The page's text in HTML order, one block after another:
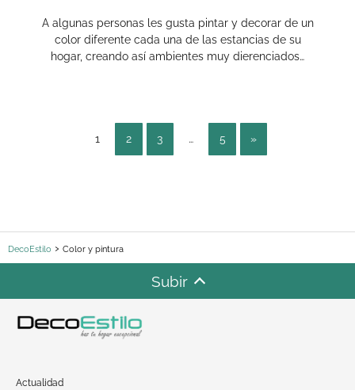
A algunas personas les gusta pintar y decorar de un
color diferente cada una de las estancias de su
hogar, creando así ambientes muy dierenciados…
1 2 3 … 5 »
DecoEstilo Color y pintura
Subir
Actualidad